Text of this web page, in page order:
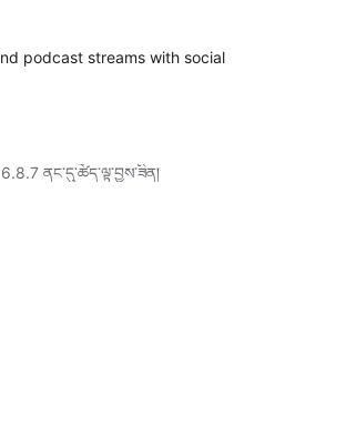
podcast streams with social
ནང་དུ་ཚོད་ལྟ་བྱས་ཟིན།